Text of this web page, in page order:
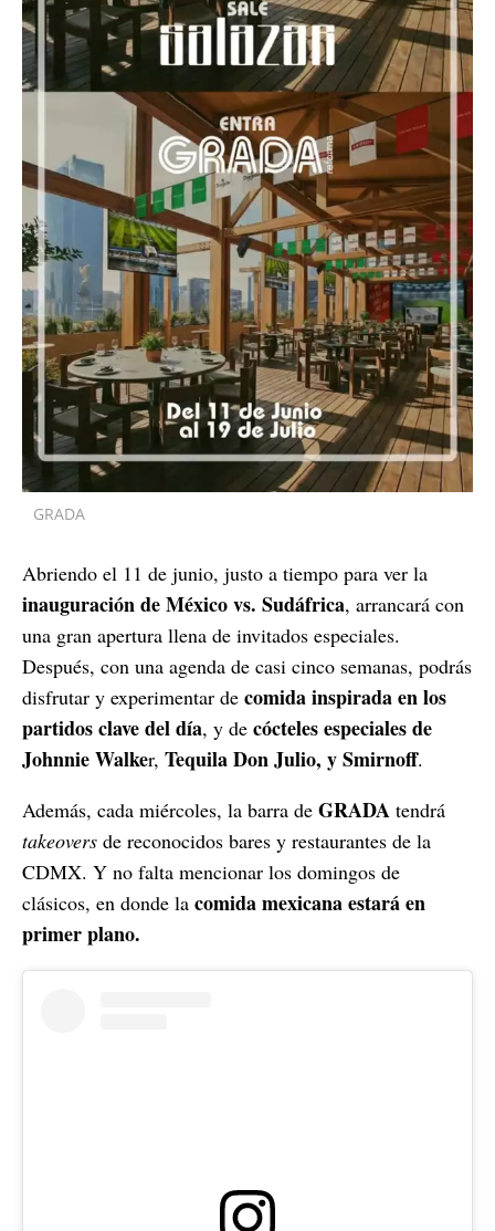
GRADA
Abriendo el 11 de junio, justo a tiempo para ver la
inauguración de México vs. Sudáfrica, arrancará con
una gran apertura llena de invitados especiales.
Después, con una agenda de casi cinco semanas, podrás
disfrutar y experimentar de comida inspirada en los
partidos clave del día, y de cócteles especiales de
Johnnie Walker, Tequila Don Julio, y Smirnoff.
Además, cada miércoles, la barra de GRADA tendrá
takeovers de reconocidos bares y restaurantes de la
CDMX. Y no falta mencionar los domingos de
clásicos, en donde la comida mexicana estará en
primer plano.